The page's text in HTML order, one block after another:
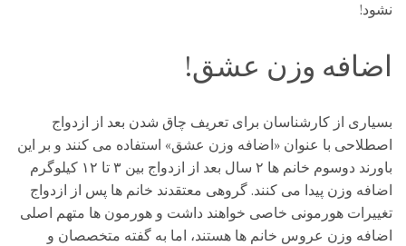
نشود!
اضافه وزن عشق!
بسیاری از کارشناسان برای تعریف چاق شدن بعد از ازدواج
اصطلاحی با عنوان «اضافه وزن عشق» استفاده می کنند و بر این
باورند دوسوم خانم ها ۲ سال بعد از ازدواج بین ۳ تا ۱۲ کیلوگرم
اضافه وزن پیدا می کنند. گروهی معتقدند خانم ها پس از ازدواج
تغییرات هورمونی خاصی خواهند داشت و هورمون ها متهم اصلی
اضافه وزن عروس خانم ها هستند، اما به گفته متخصصان و